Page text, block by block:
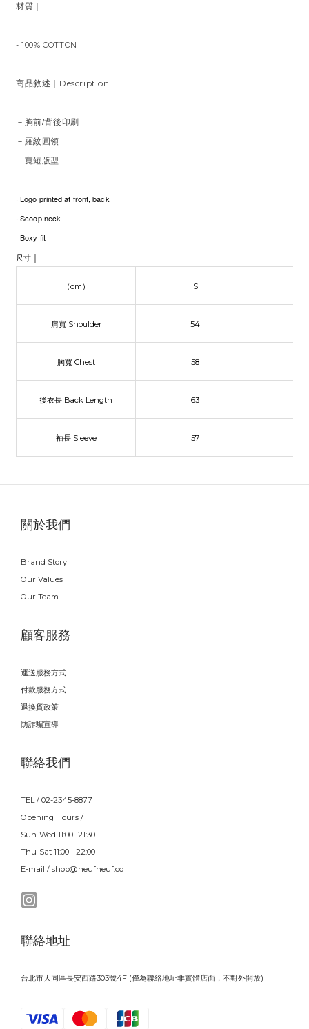
材質｜
- 100% COTTON
商品敘述｜Description
－胸前/背後印刷
－羅紋圓領
－寬短版型
· Logo printed at front, back
· Scoop neck
· Boxy fit
尺寸 ｜
（cm） S
肩寬Shoulder 54
胸寬Chest 58
後衣長 Back Length 63
袖長 Sleeve 57
關於我們
Brand Story
Our Values
Our Team
顧客服務
運送服務方式
付款服務方式
退換貨政策
防詐騙宣導
聯絡我們
TEL / 02-2345-8877
Opening Hours /
Sun-Wed 11:00 -21:30
Thu-Sat 11:00 - 22:00
E-mail / shop@neufneuf.co
聯絡地址
台北市大同區長安西路303號4F (僅為聯絡地址非實體店面，不對外開放)